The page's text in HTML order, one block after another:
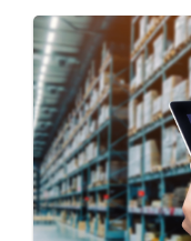
SEP
一带一
9
SEP
香港
[数码学
能体自动
20-24
SEP
香港
运输物流